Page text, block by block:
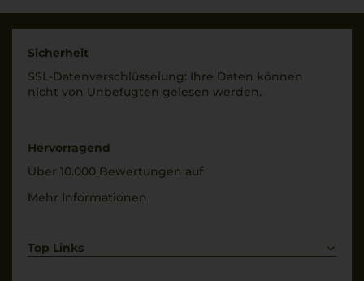
Sicherheit
SSL-Daten­verschlüs­selung: Ihre Daten können
nicht von Unbe­fugten gelesen werden.
Hervorragend
Über 10.000 Bewertungen auf
Mehr Informationen
Top Links